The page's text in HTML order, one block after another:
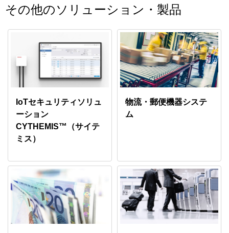
その他のソリューション・製品
IoTセキュリティソリュ
ーション
CYTHEMIS™（サイテ
ミス）
物流・郵便機器システ
ム